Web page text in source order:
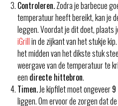
Controleren.Zodra je barbecue
temperatuur heeft bereikt, kan je
leggen. Voordat je dit doet, plaats
iGrillin de zijkant van het stukje
het midden van het dikste stuk
weergave van de temperatuur te
een directe hittebron.
Timen.Je kipfilet moet ongeveer9
liggen. Om ervoor de zorgen dat